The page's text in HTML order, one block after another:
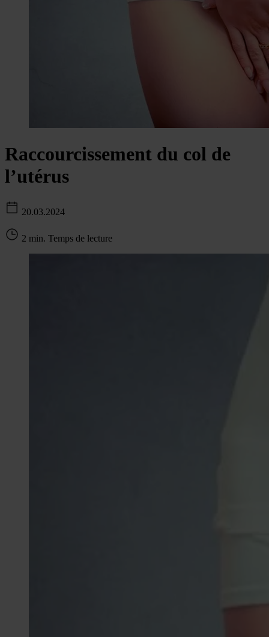
Raccourcissement du col de
l’utérus
20.03.2024
2 min. Temps de lecture